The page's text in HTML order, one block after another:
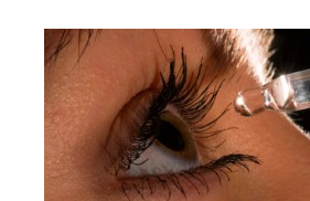
ХИРУРГИЯ
ЭКСТРЕННАЯ МЕДИЦИНА